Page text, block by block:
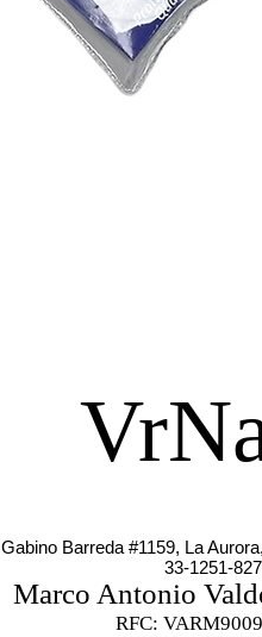
Barreda #1159, La
33-1251-
Marco Antonio
RFC: